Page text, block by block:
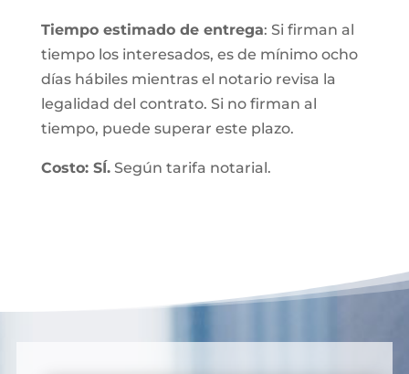
Tiempo estimado de entrega: Si firman al
tiempo los interesados, es de mínimo ocho
días hábiles mientras el notario revisa la
legalidad del contrato. Si no firman al
tiempo, puede superar este plazo.
Costo: SÍ.Según tarifa notarial.